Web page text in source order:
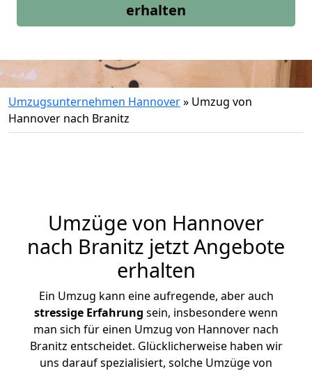
erhalten
Umzugsunternehmen Hannover» Umzug von
Hannover nach Branitz
Umzüge von Hannover
nach Branitz jetzt Angebote
erhalten
Ein Umzug kann eine aufregende, aber auch
stressige Erfahrung sein, insbesondere wenn
man sich für einen Umzug von Hannover nach
Branitz entscheidet. Glücklicherweise haben wir
uns darauf spezialisiert, solche Umzüge von